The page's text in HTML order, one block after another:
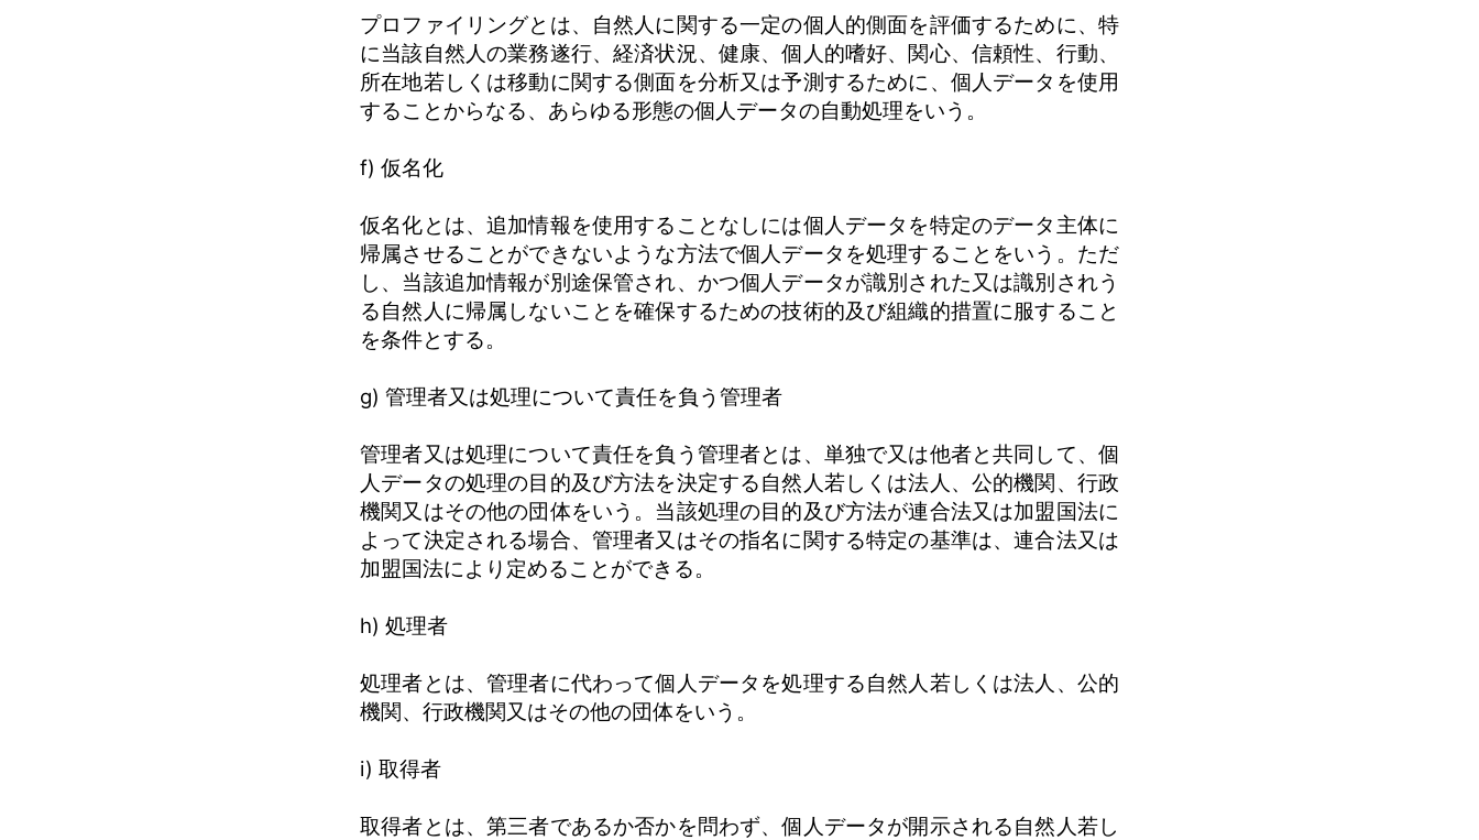
プロファイリングとは、自然人に関する一定の個人的側面を評価するために、特
に当該自然人の業務遂行、経済状況、健康、個人的嗜好、関心、信頼性、行動、
所在地若しくは移動に関する側面を分析又は予測するために、個人データを使用
することからなる、あらゆる形態の個人データの自動処理をいう。
f) 仮名化
仮名化とは、追加情報を使用することなしには個人データを特定のデータ主体に
帰属させることができないような方法で個人データを処理することをいう。ただ
し、当該追加情報が別途保管され、かつ個人データが識別された又は識別されう
る自然人に帰属しないことを確保するための技術的及び組織的措置に服すること
を条件とする。
g) 管理者又は処理について責任を負う管理者
管理者又は処理について責任を負う管理者とは、単独で又は他者と共同して、個
人データの処理の目的及び方法を決定する自然人若しくは法人、公的機関、行政
機関又はその他の団体をいう。当該処理の目的及び方法が連合法又は加盟国法に
よって決定される場合、管理者又はその指名に関する特定の基準は、連合法又は
加盟国法により定めることができる。
h) 処理者
処理者とは、管理者に代わって個人データを処理する自然人若しくは法人、公的
機関、行政機関又はその他の団体をいう。
i) 取得者
取得者とは、第三者であるか否かを問わず、個人データが開示される自然人若し